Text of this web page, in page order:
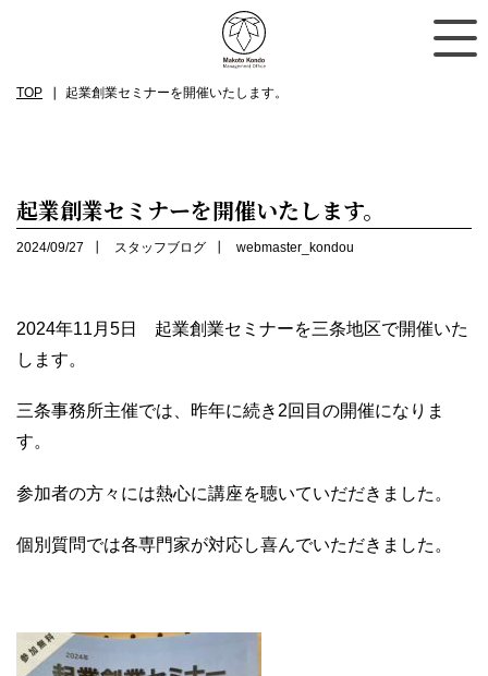
TOP 起業創業セミナーを開催いたします。
起業創業セミナーを開催いたします。
2024/09/27 スタッフブログ webmaster_kondou
2024年11月5日 起業創業セミナーを三条地区で開催いた
します。
三条事務所主催では、昨年に続き2回目の開催になりま
す。
参加者の方々には熱心に講座を聴いていだだきました。
個別質問では各専門家が対応し喜んでいただきました。